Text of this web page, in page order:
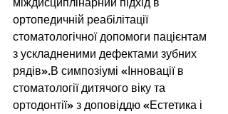
міждисциплінарний підхід в
ортопедичній реабілітації
стоматологічної допомоги пацієнтам
з ускладненими дефектами зубних
рядів».В симпозіумі «Інновації в
стоматології дитячого віку та
ортодонтії» з доповіддю «Естетика і